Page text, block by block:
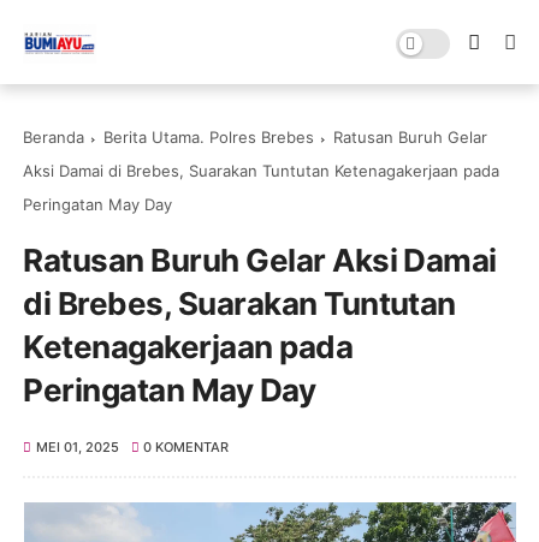
Beranda Berita Utama. Polres Brebes
Ratusan Buruh Gelar
Aksi Damai di Brebes, Suarakan Tuntutan Ketenagakerjaan pada
Peringatan May Day
Ratusan Buruh Gelar Aksi Damai
di Brebes, Suarakan Tuntutan
Ketenagakerjaan pada
Peringatan May Day
MEI 01, 2025 0 KOMENTAR